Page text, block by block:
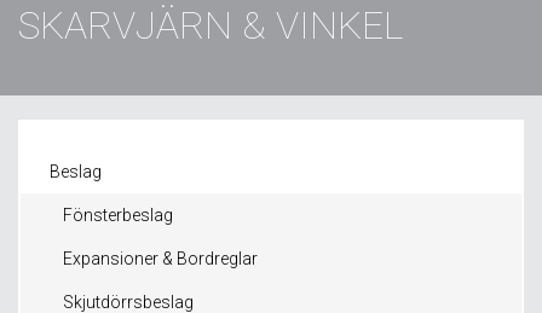
SKARVJÄRN & VINKEL
Beslag
Fönsterbeslag
Expansioner & Bordreglar
Skjutdörrsbeslag